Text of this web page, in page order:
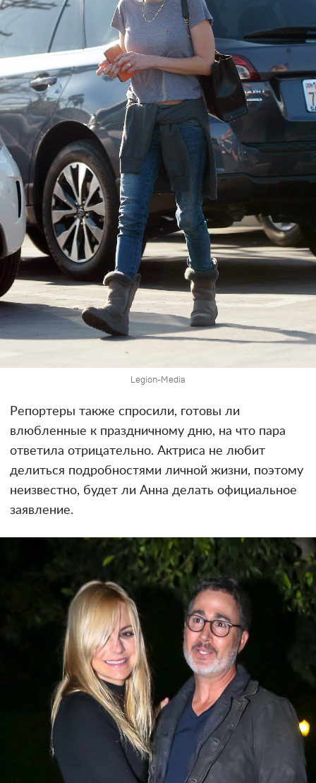
Legion-Media
Репортеры также спросили, готовы ли
влюбленные к праздничному дню, на что пара
ответила отрицательно. Актриса не любит
делиться подробностями личной жизни, поэтому
неизвестно, будет ли Анна делать официальное
заявление.